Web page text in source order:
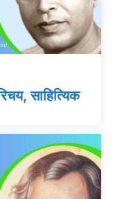
साहित्यिक